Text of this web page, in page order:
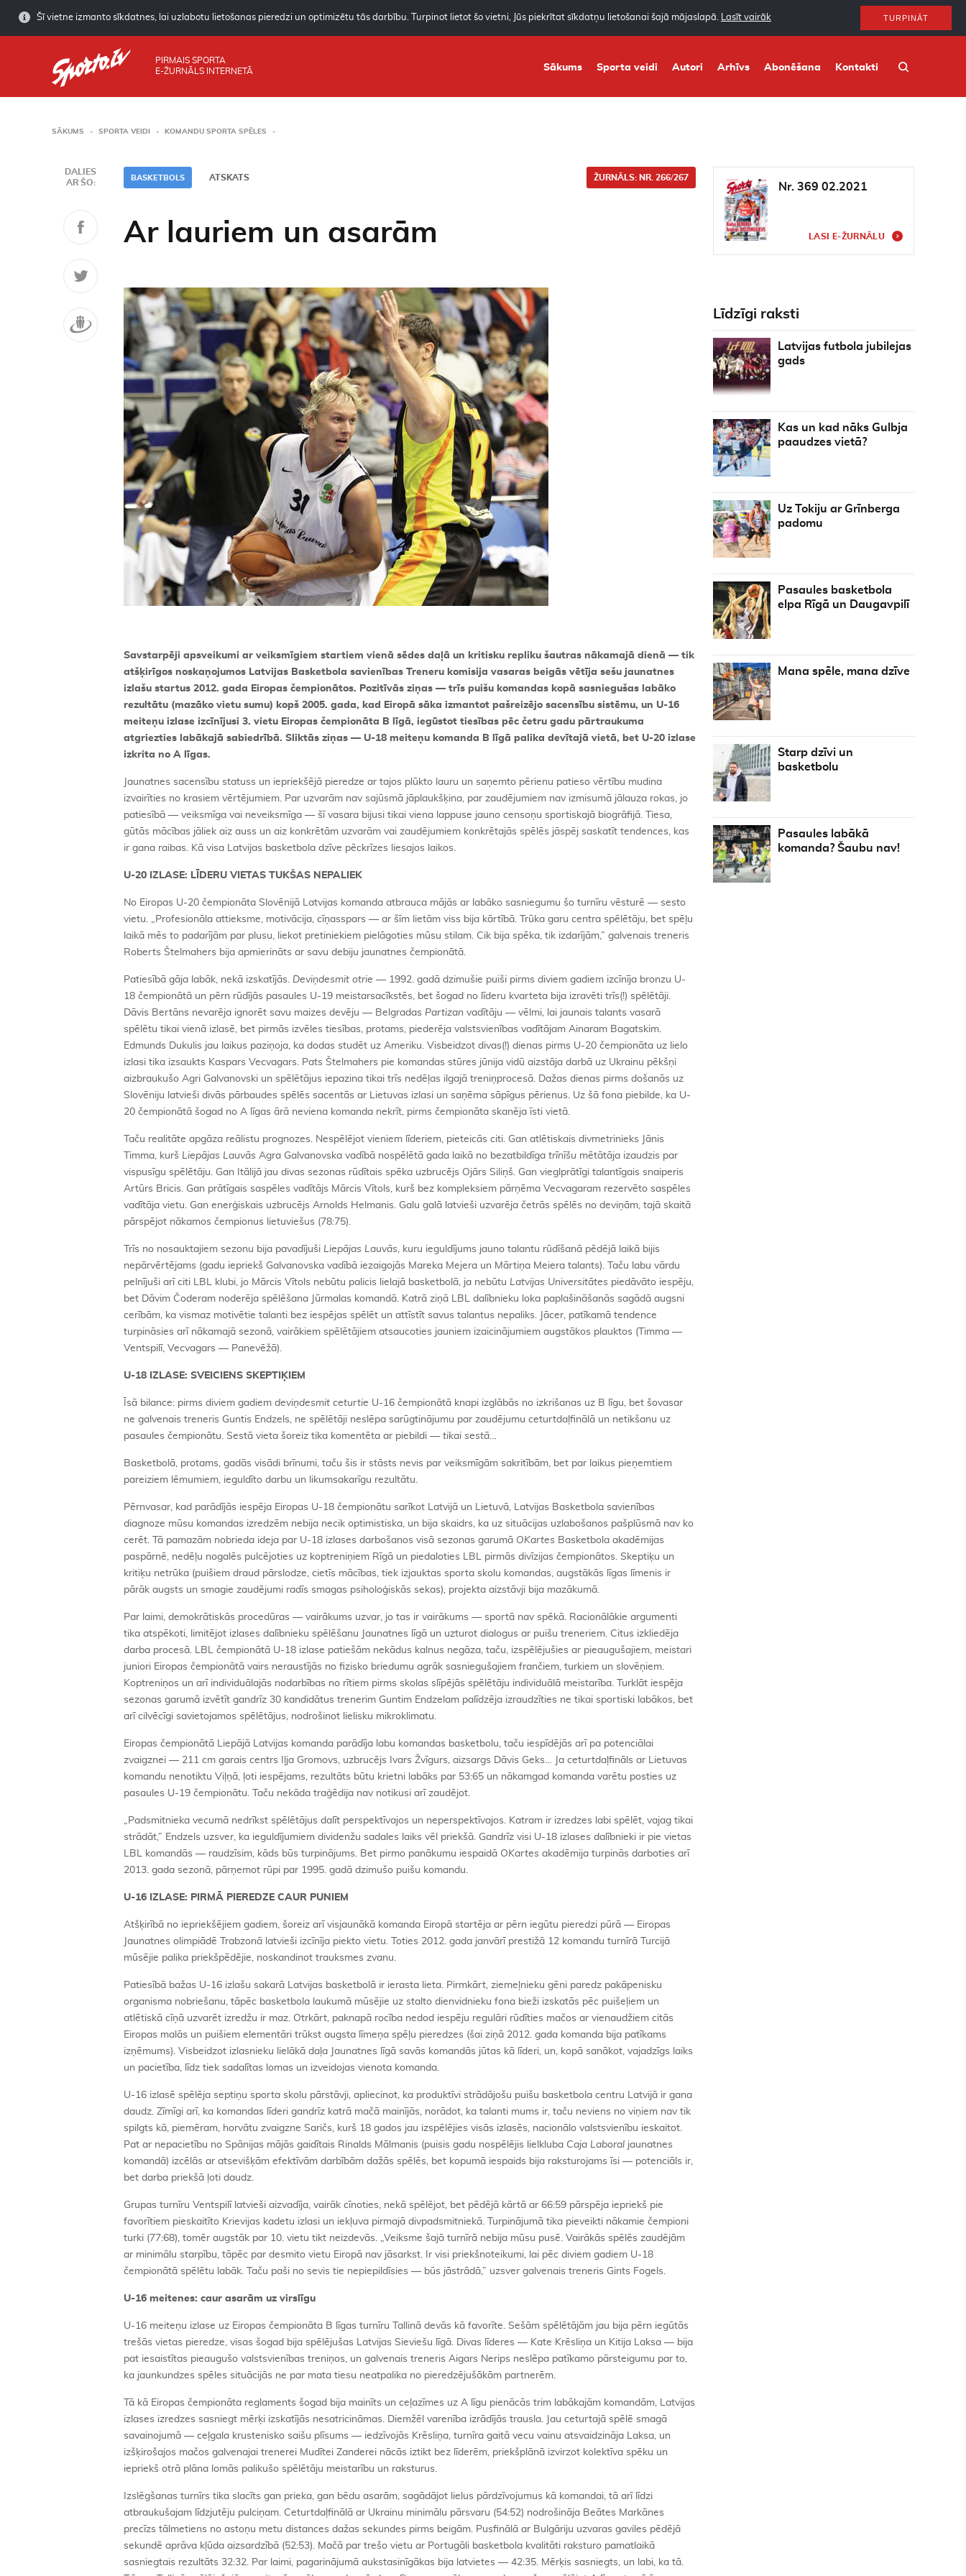
Šī vietne izmanto sīkdatnes, lai uzlabotu lietošanas pieredzi un optimizētu tās darbību. Turpinot lietot šo vietni, Jūs piekrītat sīkdatņu lietošanai šajā mājaslapā. Lasīt vairāk TURPINĀT
PIRMAIS SPORTA
E-ŽURNĀLS INTERNETĀ
Sākums Sporta veidi Autori Arhīvs Abonēšana Kontakti
SĀKUMS SPORTA VEIDI KOMANDU SPORTA SPĒLES
DALIES
AR ŠO:
BASKETBOLS ŽURNĀLS: NR. 266/267
ATSKATS
Ar lauriem un asarām
Savstarpēji apsveikumi ar veiksmīgiem startiem vienā sēdes daļā un kritisku repliku šautras nākamajā dienā — tik
atšķirīgos noskaņojumos Latvijas Basketbola savienības Treneru komisija vasaras beigās vētīja sešu jaunatnes
izlašu startus 2012. gada Eiropas čempionātos. Pozitīvās ziņas — trīs puišu komandas kopā sasniegušas labāko
rezultātu (mazāko vietu sumu) kopš 2005. gada, kad Eiropā sāka izmantot pašreizējo sacensību sistēmu, un U-16
meiteņu izlase izcīnījusi 3. vietu Eiropas čempionāta B līgā, iegūstot tiesības pēc četru gadu pārtraukuma
atgriezties labākajā sabiedrībā. Sliktās ziņas — U-18 meiteņu komanda B līgā palika devītajā vietā, bet U-20 izlase
izkrita no A līgas.
Jaunatnes sacensību statuss un iepriekšējā pieredze ar tajos plūkto lauru un saņemto pērienu patieso vērtību mudina
izvairīties no krasiem vērtējumiem. Par uzvarām nav sajūsmā jāplaukšķina, par zaudējumiem nav izmisumā jālauza rokas, jo
patiesībā — veiksmīga vai neveiksmīga — šī vasara bijusi tikai viena lappuse jauno censoņu sportiskajā biogrāfijā. Tiesa,
gūtās mācības jāliek aiz auss un aiz konkrētām uzvarām vai zaudējumiem konkrētajās spēlēs jāspēj saskatīt tendences, kas
ir gana raibas. Kā visa Latvijas basketbola dzīve pēckrīzes liesajos laikos.
U-20 IZLASE: LĪDERU VIETAS TUKŠAS NEPALIEK
No Eiropas U-20 čempionāta Slovēnijā Latvijas komanda atbrauca mājās ar labāko sasniegumu šo turnīru vēsturē — sesto
vietu. „Profesionāla attieksme, motivācija, cīņasspars — ar šīm lietām viss bija kārtībā. Trūka garu centra spēlētāju, bet spēļu
laikā mēs to padarījām par plusu, liekot pretiniekiem pielāgoties mūsu stilam. Cik bija spēka, tik izdarījām,” galvenais treneris
Roberts Štelmahers bija apmierināts ar savu debiju jaunatnes čempionātā.
Patiesībā gāja labāk, nekā izskatījās. Deviņdesmit otrie — 1992. gadā dzimušie puiši pirms diviem gadiem izcīnīja bronzu U-
18 čempionātā un pērn rūdījās pasaules U-19 meistarsacīkstēs, bet šogad no līderu kvarteta bija izravēti trīs(!) spēlētāji.
Dāvis Bertāns nevarēja ignorēt savu maizes devēju — Belgradas Partizan vadītāju — vēlmi, lai jaunais talants vasarā
spēlētu tikai vienā izlasē, bet pirmās izvēles tiesības, protams, piederēja valstsvienības vadītājam Ainaram Bagatskim.
Edmunds Dukulis jau laikus paziņoja, ka dodas studēt uz Ameriku. Visbeidzot divas(!) dienas pirms U-20 čempionāta uz lielo
izlasi tika izsaukts Kaspars Vecvagars. Pats Štelmahers pie komandas stūres jūnija vidū aizstāja darbā uz Ukrainu pēkšņi
aizbraukušo Agri Galvanovski un spēlētājus iepazina tikai trīs nedēļas ilgajā treniņprocesā. Dažas dienas pirms došanās uz
Slovēniju latvieši divās pārbaudes spēlēs sacentās ar Lietuvas izlasi un saņēma sāpīgus pērienus. Uz šā fona piebilde, ka U-
20 čempionātā šogad no A līgas ārā neviena komanda nekrīt, pirms čempionāta skanēja īsti vietā.
Taču realitāte apgāza reālistu prognozes. Nespēlējot vieniem līderiem, pieteicās citi. Gan atlētiskais divmetrinieks Jānis
Timma, kurš Liepājas Lauvās Agra Galvanovska vadībā nospēlētā gada laikā no bezatbildīga trīnīšu mētātāja izaudzis par
vispusīgu spēlētāju. Gan Itālijā jau divas sezonas rūdītais spēka uzbrucējs Ojārs Siliņš. Gan vieglprātīgi talantīgais snaiperis
Artūrs Bricis. Gan prātīgais saspēles vadītājs Mārcis Vītols, kurš bez kompleksiem pārņēma Vecvagaram rezervēto saspēles
vadītāja vietu. Gan enerģiskais uzbrucējs Arnolds Helmanis. Galu galā latvieši uzvarēja četrās spēlēs no deviņām, tajā skaitā
pārspējot nākamos čempionus lietuviešus (78:75).
Trīs no nosauktajiem sezonu bija pavadījuši Liepājas Lauvās, kuru ieguldījums jauno talantu rūdīšanā pēdējā laikā bijis
nepārvērtējams (gadu iepriekš Galvanovska vadībā iezaigojās Mareka Mejera un Mārtiņa Meiera talants). Taču labu vārdu
pelnījuši arī citi LBL klubi, jo Mārcis Vītols nebūtu palicis lielajā basketbolā, ja nebūtu Latvijas Universitātes piedāvāto iespēju,
bet Dāvim Čoderam noderēja spēlēšana Jūrmalas komandā. Katrā ziņā LBL dalībnieku loka paplašināšanās sagādā augsni
cerībām, ka vismaz motivētie talanti bez iespējas spēlēt un attīstīt savus talantus nepaliks. Jācer, patīkamā tendence
turpināsies arī nākamajā sezonā, vairākiem spēlētājiem atsaucoties jauniem izaicinājumiem augstākos plauktos (Timma —
Ventspilī, Vecvagars — Panevēžā).
U-18 IZLASE: SVEICIENS SKEPTIĶIEM
Īsā bilance: pirms diviem gadiem deviņdesmit ceturtie U-16 čempionātā knapi izglābās no izkrišanas uz B līgu, bet šovasar
ne galvenais treneris Guntis Endzels, ne spēlētāji neslēpa sarūgtinājumu par zaudējumu ceturtdaļfinālā un netikšanu uz
pasaules čempionātu. Sestā vieta šoreiz tika komentēta ar piebildi — tikai sestā…
Basketbolā, protams, gadās visādi brīnumi, taču šis ir stāsts nevis par veiksmīgām sakritībām, bet par laikus pieņemtiem
pareiziem lēmumiem, ieguldīto darbu un likumsakarīgu rezultātu.
Pērnvasar, kad parādījās iespēja Eiropas U-18 čempionātu sarīkot Latvijā un Lietuvā, Latvijas Basketbola savienības
diagnoze mūsu komandas izredzēm nebija necik optimistiska, un bija skaidrs, ka uz situācijas uzlabošanos pašplūsmā nav ko
cerēt. Tā pamazām nobrieda ideja par U-18 izlases darbošanos visā sezonas garumā OKartes Basketbola akadēmijas
paspārnē, nedēļu nogalēs pulcējoties uz koptreniņiem Rīgā un piedaloties LBL pirmās divīzijas čempionātos. Skeptiķu un
kritiķu netrūka (puišiem draud pārslodze, cietīs mācības, tiek izjauktas sporta skolu komandas, augstākās līgas līmenis ir
pārāk augsts un smagie zaudējumi radīs smagas psiholoģiskās sekas), projekta aizstāvji bija mazākumā.
Par laimi, demokrātiskās procedūras — vairākums uzvar, jo tas ir vairākums — sportā nav spēkā. Racionālākie argumenti
tika atspēkoti, limitējot izlases dalībnieku spēlēšanu Jaunatnes līgā un uzturot dialogus ar puišu treneriem. Citus izkliedēja
darba procesā. LBL čempionātā U-18 izlase patiešām nekādus kalnus negāza, taču, izspēlējušies ar pieaugušajiem, meistari
juniori Eiropas čempionātā vairs neraustījās no fizisko briedumu agrāk sasniegušajiem frančiem, turkiem un slovēņiem.
Koptreniņos un arī individuālajās nodarbības no rītiem pirms skolas slīpējās spēlētāju individuālā meistarība. Turklāt iespēja
sezonas garumā izvētīt gandrīz 30 kandidātus trenerim Guntim Endzelam palīdzēja izraudzīties ne tikai sportiski labākos, bet
arī cilvēcīgi savietojamos spēlētājus, nodrošinot lielisku mikroklimatu.
Eiropas čempionātā Liepājā Latvijas komanda parādīja labu komandas basketbolu, taču iespīdējās arī pa potenciālai
zvaigznei — 211 cm garais centrs Iļja Gromovs, uzbrucējs Ivars Žvīgurs, aizsargs Dāvis Geks… Ja ceturtdaļfināls ar Lietuvas
komandu nenotiktu Viļņā, ļoti iespējams, rezultāts būtu krietni labāks par 53:65 un nākamgad komanda varētu posties uz
pasaules U-19 čempionātu. Taču nekāda traģēdija nav notikusi arī zaudējot.
„Padsmitnieka vecumā nedrīkst spēlētājus dalīt perspektīvajos un neperspektīvajos. Katram ir izredzes labi spēlēt, vajag tikai
strādāt,” Endzels uzsver, ka ieguldījumiem dividenžu sadales laiks vēl priekšā. Gandrīz visi U-18 izlases dalībnieki ir pie vietas
LBL komandās — raudzīsim, kāds būs turpinājums. Bet pirmo panākumu iespaidā OKartes akadēmija turpinās darboties arī
2013. gada sezonā, pārņemot rūpi par 1995. gadā dzimušo puišu komandu.
U-16 IZLASE: PIRMĀ PIEREDZE CAUR PUNIEM
Atšķirībā no iepriekšējiem gadiem, šoreiz arī visjaunākā komanda Eiropā startēja ar pērn iegūtu pieredzi pūrā — Eiropas
Jaunatnes olimpiādē Trabzonā latvieši izcīnīja piekto vietu. Toties 2012. gada janvārī prestižā 12 komandu turnīrā Turcijā
mūsējie palika priekšpēdējie, noskandinot trauksmes zvanu.
Patiesībā bažas U-16 izlašu sakarā Latvijas basketbolā ir ierasta lieta. Pirmkārt, ziemeļnieku gēni paredz pakāpenisku
organisma nobriešanu, tāpēc basketbola laukumā mūsējie uz stalto dienvidnieku fona bieži izskatās pēc puišeļiem un
atlētiskā cīņā uzvarēt izredžu ir maz. Otrkārt, paknapā rocība nedod iespēju regulāri rūdīties mačos ar vienaudžiem citās
Eiropas malās un puišiem elementāri trūkst augsta līmeņa spēļu pieredzes (šai ziņā 2012. gada komanda bija patīkams
izņēmums). Visbeidzot izlasnieku lielākā daļa Jaunatnes līgā savās komandās jūtas kā līderi, un, kopā sanākot, vajadzīgs laiks
un pacietība, līdz tiek sadalītas lomas un izveidojas vienota komanda.
U-16 izlasē spēlēja septiņu sporta skolu pārstāvji, apliecinot, ka produktīvi strādājošu puišu basketbola centru Latvijā ir gana
daudz. Zīmīgi arī, ka komandas līderi gandrīz katrā mačā mainījās, norādot, ka talanti mums ir, taču neviens no viņiem nav tik
spilgts kā, piemēram, horvātu zvaigzne Saričs, kurš 18 gados jau izspēlējies visās izlasēs, nacionālo valstsvienību ieskaitot.
Pat ar nepacietību no Spānijas mājās gaidītais Rinalds Mālmanis (puisis gadu nospēlējis lielkluba Caja Laboral jaunatnes
komandā) izcēlās ar atsevišķām efektīvām darbībām dažās spēlēs, bet kopumā iespaids bija raksturojams īsi — potenciāls ir,
bet darba priekšā ļoti daudz.
Grupas turnīru Ventspilī latvieši aizvadīja, vairāk cīnoties, nekā spēlējot, bet pēdējā kārtā ar 66:59 pārspēja iepriekš pie
favorītiem pieskaitīto Krievijas kadetu izlasi un iekļuva pirmajā divpadsmitniekā. Turpinājumā tika pieveikti nākamie čempioni
turki (77:68), tomēr augstāk par 10. vietu tikt neizdevās. „Veiksme šajā turnīrā nebija mūsu pusē. Vairākās spēlēs zaudējām
ar minimālu starpību, tāpēc par desmito vietu Eiropā nav jāsarkst. Ir visi priekšnoteikumi, lai pēc diviem gadiem U-18
čempionātā spēlētu labāk. Taču paši no sevis tie nepiepildīsies — būs jāstrādā,” uzsver galvenais treneris Gints Fogels.
U-16 meitenes: caur asarām uz virslīgu
U-16 meiteņu izlase uz Eiropas čempionāta B līgas turnīru Tallinā devās kā favorīte. Sešām spēlētājām jau bija pērn iegūtās
trešās vietas pieredze, visas šogad bija spēlējušas Latvijas Sieviešu līgā. Divas līderes — Kate Krēsliņa un Kitija Laksa — bija
pat iesaistītas pieaugušo valstsvienības treniņos, un galvenais treneris Aigars Nerips neslēpa patīkamo pārsteigumu par to,
ka jaunkundzes spēles situācijās ne par mata tiesu neatpalika no pieredzējušākām partnerēm.
Tā kā Eiropas čempionāta reglaments šogad bija mainīts un ceļazīmes uz A līgu pienācās trim labākajām komandām, Latvijas
izlases izredzes sasniegt mērķi izskatījās nesatricināmas. Diemžēl varenība izrādījās trausla. Jau ceturtajā spēlē smagā
savainojumā — ceļgala krustenisko saišu plīsums — iedzīvojās Krēsliņa, turnīra gaitā vecu vainu atsvaidzināja Laksa, un
izšķirošajos mačos galvenajai trenerei Mudītei Zanderei nācās iztikt bez līderēm, priekšplānā izvirzot kolektīva spēku un
iepriekš otrā plāna lomās palikušo spēlētāju meistarību un raksturus.
Izslēgšanas turnīrs tika slacīts gan prieka, gan bēdu asarām, sagādājot lielus pārdzīvojumus kā komandai, tā arī līdzi
atbraukušajam līdzjutēju pulciņam. Ceturtdaļfinālā ar Ukrainu minimālu pārsvaru (54:52) nodrošināja Beātes Markānes
precīzs tālmetiens no astoņu metu distances dažas sekundes pirms beigām. Pusfinālā ar Bulgāriju uzvaras gaviles pēdējā
sekundē aprāva kļūda aizsardzībā (52:53). Mačā par trešo vietu ar Portugāli basketbola kvalitāti raksturo pamatlaikā
sasniegtais rezultāts 32:32. Par laimi, pagarinājumā aukstasinīgākas bija latvietes — 42:35. Mērķis sasniegts, un labi, ka tā.
Nr. 369 02.2021
LASI E-ŽURNĀLU
Līdzīgi raksti
Latvijas futbola jubilejas
gads
Kas un kad nāks Gulbja
paaudzes vietā?
Uz Tokiju ar Grīnberga
padomu
Pasaules basketbola
elpa Rīgā un Daugavpilī
Mana spēle, mana dzīve
Starp dzīvi un
basketbolu
Pasaules labākā
komanda? Šaubu nav!